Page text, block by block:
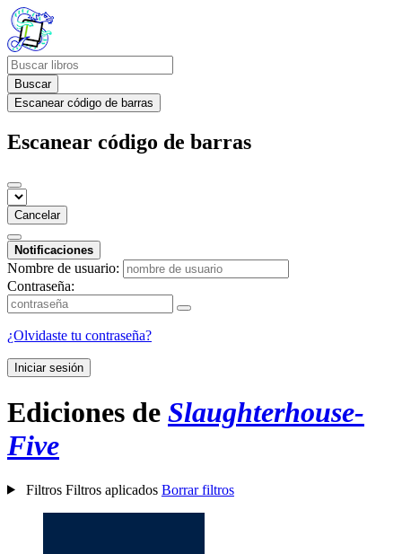
Buscar
Escanear código de barras
Escanear código de barras
Cancelar
Notificaciones
Nombre de usuario:
Contraseña:
¿Olvidaste tu contraseña?
Iniciar sesión
Ediciones de Slaughterhouse-
Five
Filtros Filtros aplicados Borrar filtros